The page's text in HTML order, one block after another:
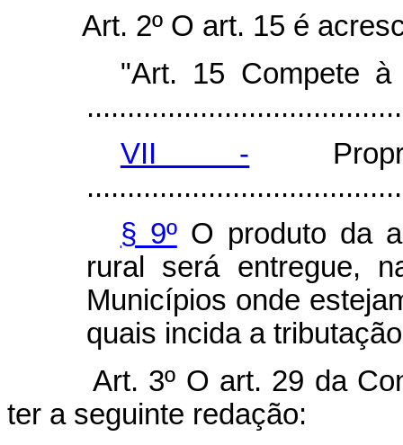
Art. 2º O art. 15 é
"Art. 15 Compete à
VII -
§ 9ºO produto da
rural será entregue,
Municípios onde
quais incida a
Art. 3º O art. 29 da
ter a seguinte redação: